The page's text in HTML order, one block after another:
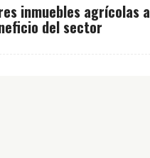
inmuebles agrícolas a
del sector